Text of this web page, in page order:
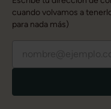
cuando volvamos a
para nada más)